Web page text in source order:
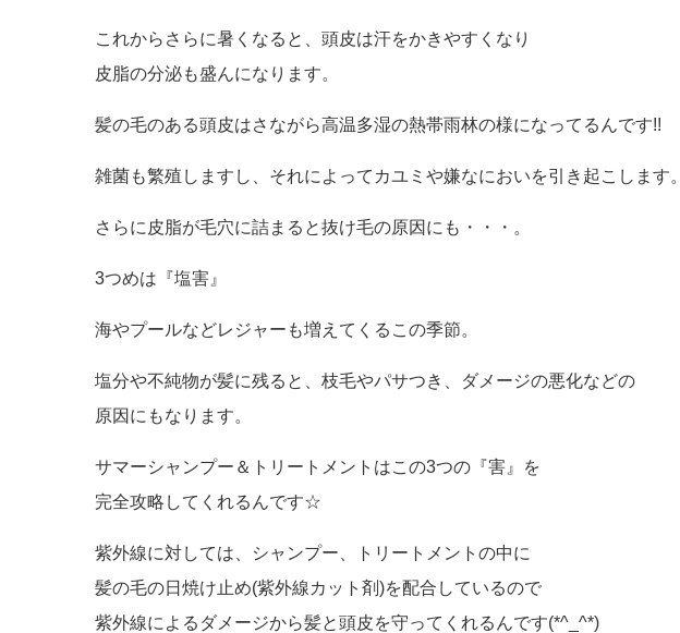
これからさらに暑くなると、頭皮は汗をかきやすくなり
皮脂の分泌も盛んになります。
髪の毛のある頭皮はさながら高温多湿の熱帯雨林の様になってるんです!!
雑菌も繁殖しますし、それによってカユミや嫌なにおいを引き起こします。
さらに皮脂が毛穴に詰まると抜け毛の原因にも・・・。
3つめは『塩害』
海やプールなどレジャーも増えてくるこの季節。
塩分や不純物が髪に残ると、枝毛やパサつき、ダメージの悪化などの
原因にもなります。
サマーシャンプー＆トリートメントはこの3つの『害』を
完全攻略してくれるんです☆
紫外線に対しては、シャンプー、トリートメントの中に
髪の毛の日焼け止め(紫外線カット剤)を配合しているので
紫外線によるダメージから髪と頭皮を守ってくれるんです(*^_^*)